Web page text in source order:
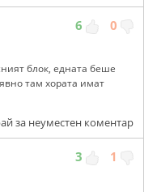
6 0
блок, едната беше
там хората имат
за неуместен коментар
3 1